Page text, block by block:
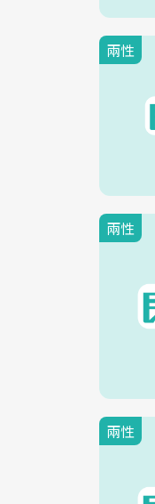
兩性
兩性
兩性